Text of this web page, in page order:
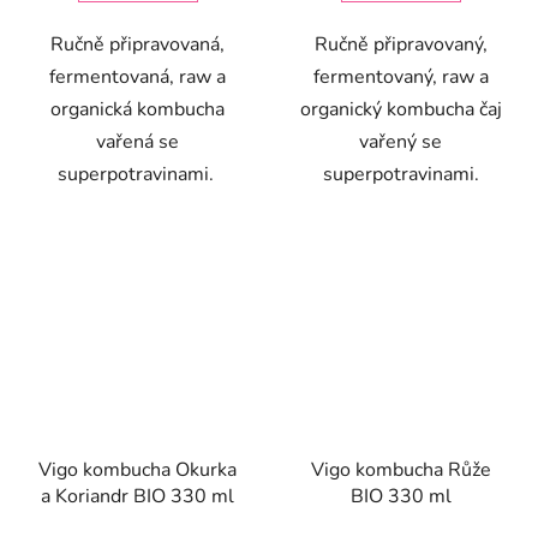
Ručně připravovaná,
fermentovaná, raw a
organická kombucha
vařená se
superpotravinami.
Ručně připravovaný,
fermentovaný, raw a
organický kombucha čaj
vařený se
superpotravinami.
Vigo kombucha Okurka
a Koriandr BIO 330 ml
Vigo kombucha Růže
BIO 330 ml